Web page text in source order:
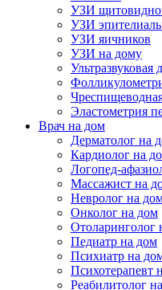
УЗИ
УЗИ
УЗИ яичников
УЗИ на дому
Ультразвуковая
Эластометрия
Врач на дом
Дерматолог на
Кардиолог на
Логопед-
Массажист на
Невролог на
Онколог на дом
Отоларинголог
Педиатр на дом
Психиатр на
Психотерапевт
Реабилитолог